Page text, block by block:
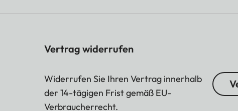
Vertrag widerrufen
Widerrufen Sie Ihren Vertrag innerhalb
der 14-tägigen Frist gemäß EU-
Verbraucherrecht.